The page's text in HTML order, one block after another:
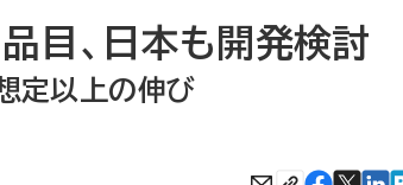
品目、日本も開発検討
定以上の伸び